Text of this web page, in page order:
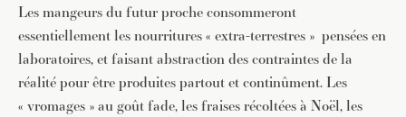
Les mangeurs du futur proche consommeront
essentiellement les nourritures « extra-terrestres » pensées en
laboratoires, et faisant abstraction des contraintes de la
réalité pour être produites partout et continûment. Les
« vromages » au goût fade, les fraises récoltées à Noël, les